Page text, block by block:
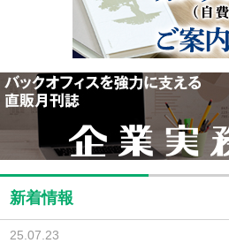
新着情報
25.07.23